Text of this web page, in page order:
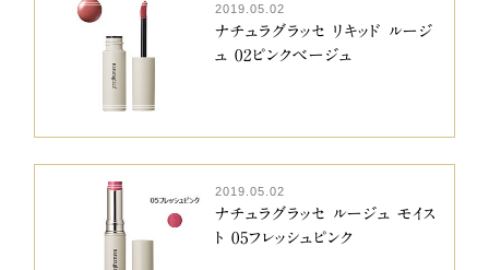
2019.05.02
ナチュラグラッセ リキッド ルージ
ュ 02ピンクベージュ
2019.05.02
ナチュラグラッセ ルージュ モイス
ト 05フレッシュピンク